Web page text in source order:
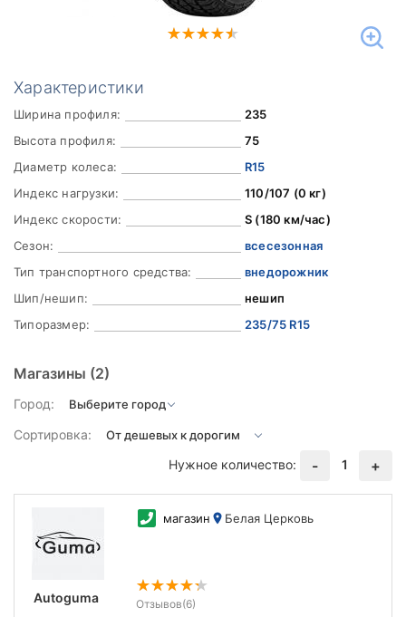
Характеристики
Ширина профиля:
235
Высота профиля:
75
Диаметр колеса:
R15
Индекс нагрузки:
110/107 (0 кг)
Индекс скорости:
S (180 км/час)
Сезон:
всесезонная
Тип транспортного средства:
внедорожник
Шип/нешип:
нешип
Типоразмер:
235/75 R15
Магазины (2)
Город:
Сортировка:
Нужное количество:
- 1 +
Autoguma
магазин Белая Церковь
Отзывов(6)